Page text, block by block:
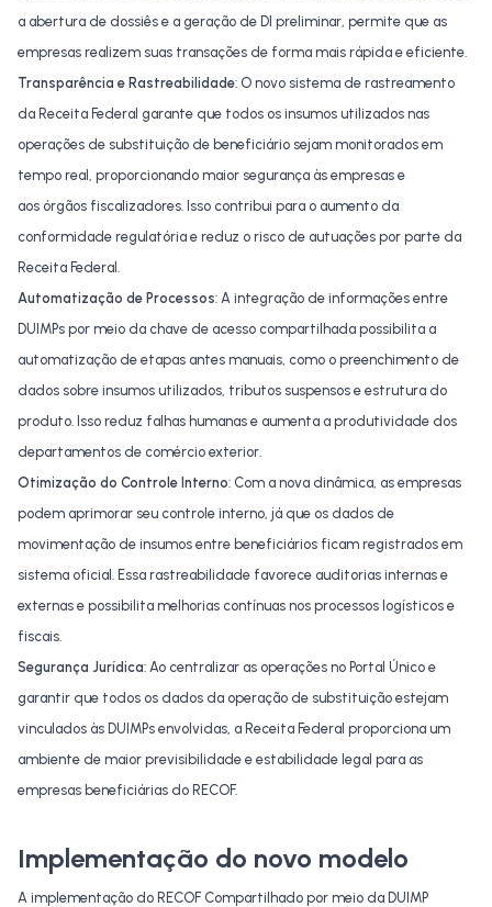
a abertura de dossiês e a geração de DI preliminar, permite que as
empresas realizem suas transações de forma mais rápida e eficiente.
Transparência e Rastreabilidade: O novo sistema de rastreamento
da Receita Federal garante que todos os insumos utilizados nas
operações de substituição de beneficiário sejam monitorados em
tempo real, proporcionando maior segurança às empresas e
aos órgãos fiscalizadores. Isso contribui para o aumento da
conformidade regulatória e reduz o risco de autuações por parte da
Receita Federal.
Automatização de Processos: A integração de informações entre
DUIMPs por meio da chave de acesso compartilhada possibilita a
automatização de etapas antes manuais, como o preenchimento de
dados sobre insumos utilizados, tributos suspensos e estrutura do
produto. Isso reduz falhas humanas e aumenta a produtividade dos
departamentos de comércio exterior.
Otimização do Controle Interno: Com a nova dinâmica, as empresas
podem aprimorar seu controle interno, já que os dados de
movimentação de insumos entre beneficiários ficam registrados em
sistema oficial. Essa rastreabilidade favorece auditorias internas e
externas e possibilita melhorias contínuas nos processos logísticos e
fiscais.
Segurança Jurídica: Ao centralizar as operações no Portal Único e
garantir que todos os dados da operação de substituição estejam
vinculados às DUIMPs envolvidas, a Receita Federal proporciona um
ambiente de maior previsibilidade e estabilidade legal para as
empresas beneficiárias do RECOF.
Implementação do novo modelo
A implementação do RECOF Compartilhado por meio da DUIMP